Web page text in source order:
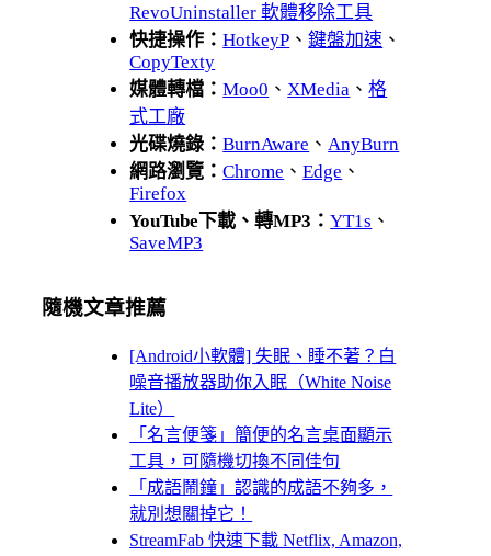
RevoUninstaller 軟體移除工具
快捷操作：HotkeyP 、鍵盤加速 、
CopyTexty
媒體轉檔：Moo0 、 XMedia 、格
式工廠
光碟燒錄：BurnAware 、 AnyBurn
網路瀏覽：Chrome 、Edge 、
Firefox
YouTube下載、轉MP3：YT1s 、
SaveMP3
隨機文章推薦
[Android小軟體] 失眠、睡不著？白
噪音播放器助你入眠（White Noise
Lite）
「名言便箋」簡便的名言桌面顯示
工具，可隨機切換不同佳句
「成語鬧鐘」認識的成語不夠多，
就別想關掉它！
StreamFab 快速下載 Netflix, Amazon,